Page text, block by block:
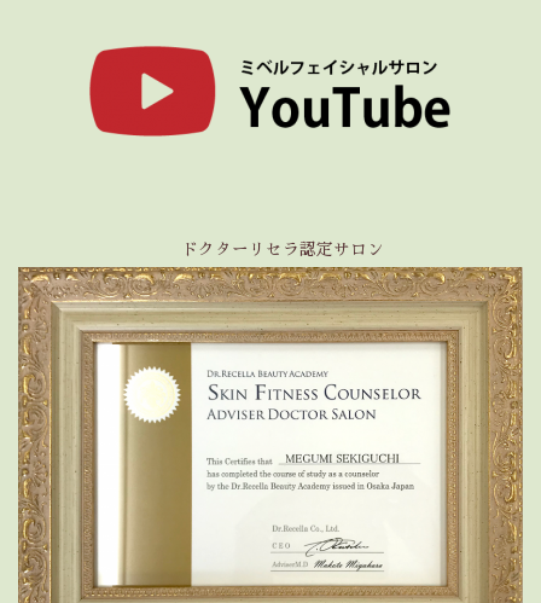
ドクターリセラ認定サロン